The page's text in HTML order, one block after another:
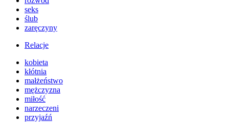
seks
ślub
zaręczyny
Relacje
kobieta
kłótnia
małżeństwo
mężczyzna
miłość
narzeczeni
przyjaźń